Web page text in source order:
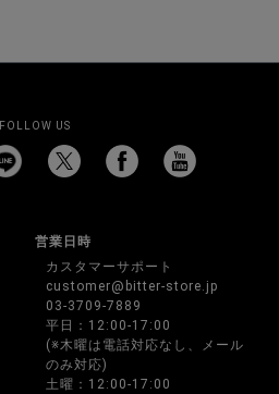
FOLLOW US
営業日時
カスタマーサポート
customer@bitter-store.jp
03-3709-7889
平日：12:00-17:00
(※木曜は電話対応なし、メール
のみ対応)
土曜：12:00-17:00